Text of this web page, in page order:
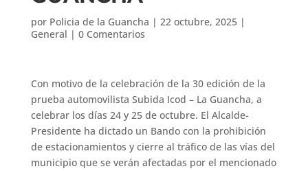
por Policia de la Guancha | 22 octubre, 2025|
General | 0 Comentarios
Con motivo de la celebración de la 30 edición de la
prueba automovilista Subida Icod – La Guancha, a
celebrar los días 24 y 25 de octubre. El Alcalde-
Presidente ha dictado un Bando con la prohibición
de estacionamientos y cierre al tráfico de las vías del
municipio que se verán afectadas por el mencionado